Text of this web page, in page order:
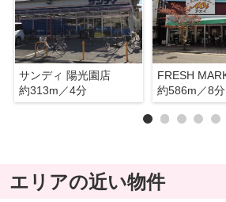
サンディ 陽光園店
約313m／4分
約586m／8分
エリアの近い物件